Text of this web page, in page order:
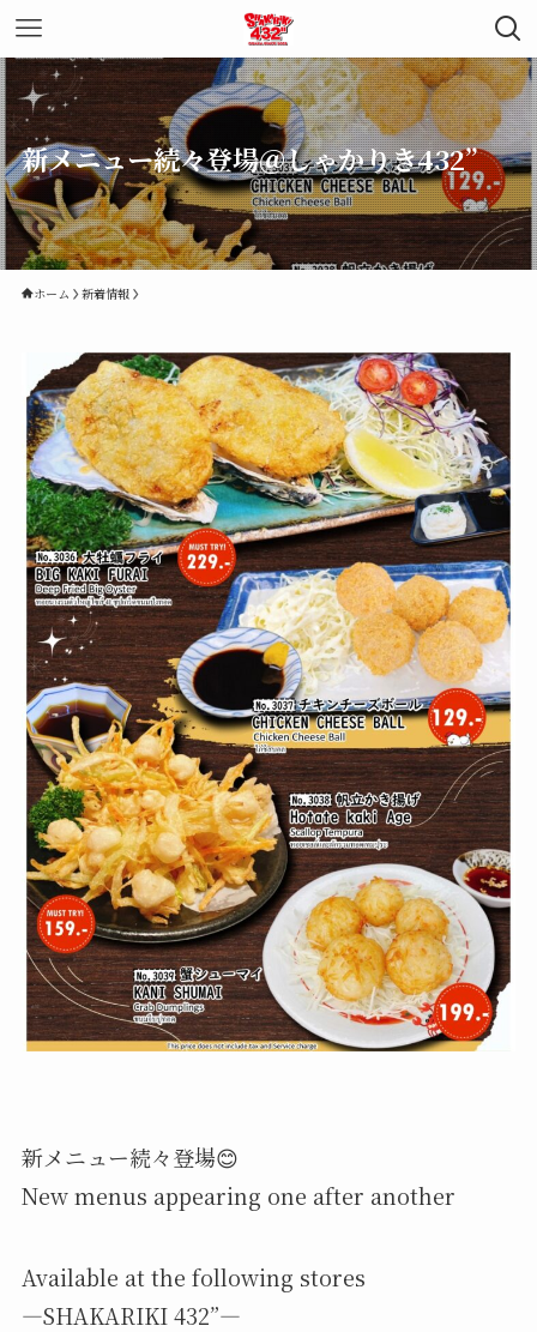
新メニュー続々登場＠しゃかりき432”
ホーム 新着情報
新メニュー続々登場😊
New menus appearing one after another
Available at the following stores
—SHAKARIKI 432”—